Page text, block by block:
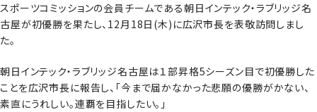
スポーツコミッションの会員チームである朝日インテック・ラブリッジ名
古屋が初優勝を果たし、12月18日(木)に広沢市長を表敬訪問しまし
た。
朝日インテック・ラブリッジ名古屋は１部昇格5シーズン目で初優勝した
ことを広沢市長に報告し、「今まで届かなかった悲願の優勝がかない、
素直にうれしい。連覇を目指したい。」